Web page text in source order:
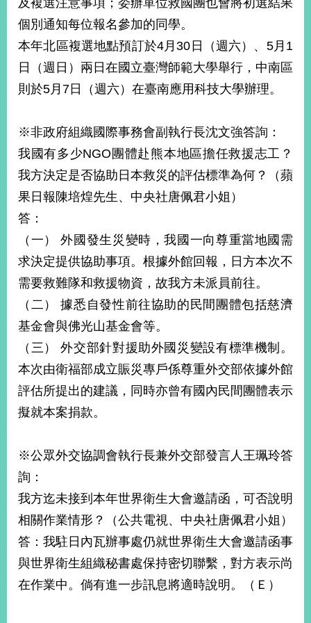
部
長
信
粉
絲
專
LINEInstagram
X平台
APPYouTube
RSS
政
府
網
站
資
料
開
放
宣
隱
私
權
護
及
資
訊
安
全
政
策
無
及複選注意事項；委辦單位救國團也會將初選結果
個別通知每位報名參加的同學。
本年北區複選地點預訂於4月30日（週六）、5月1
日（週日）兩日在國立臺灣師範大學舉行，中南區
則於5月7日（週六）在臺南應用科技大學辦理。
※非政府組織國際事務會副執行長沈文強答詢：
我國有多少NGO團體赴熊本地區擔任救援志工？
我方決定是否協助日本救災的評估標準為何？（蘋
果日報陳培煌先生、中央社唐佩君小姐）
答：
（一） 外國發生災變時，我國一向尊重當地國需
求決定提供協助事項。根據外館回報，日方本次不
需要救難隊和救援物資，故我方未派員前往。
（二） 據悉自發性前往協助的民間團體包括慈濟
基金會與佛光山基金會等。
（三） 外交部針對援助外國災變設有標準機制。
本次由衛福部成立賑災專戶係尊重外交部依據外館
評估所提出的建議，同時亦曾有國內民間團體表示
擬就本案捐款。
※公眾外交協調會執行長兼外交部發言人王珮玲答
詢：
我方迄未接到本年世界衛生大會邀請函，可否說明
相關作業情形？（公共電視、中央社唐佩君小姐）
答：我駐日內瓦辦事處仍就世界衛生大會邀請函事
與世界衛生組織秘書處保持密切聯繫，對方表示尚
在作業中。倘有進一步訊息將適時說明。（Ｅ）